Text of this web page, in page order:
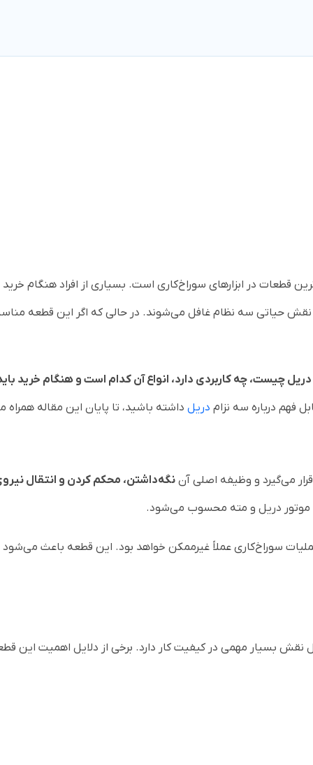
در ابزارهای سوراخ‌کاری است. بسیاری از افراد هنگام خرید
از نقش حیاتی سه نظام غافل می‌شوند. در حالی که اگر این قطعه
چیست، چه کاربردی دارد، انواع آن کدام است و هنگام خرید
فهم درباره سه نزام دریل داشته باشید، تا پایان این مقاله همراه
می‌گیرد و وظیفه اصلی آن نگه‌داشتن، محکم کردن و انتقال
موتور دریل و مته محسوب می‌شود.
سوراخ‌کاری عملاً غیرممکن خواهد بود. این قطعه باعث
نقش بسیار مهمی در کیفیت کار دارد. برخی از دلایل اهمیت این